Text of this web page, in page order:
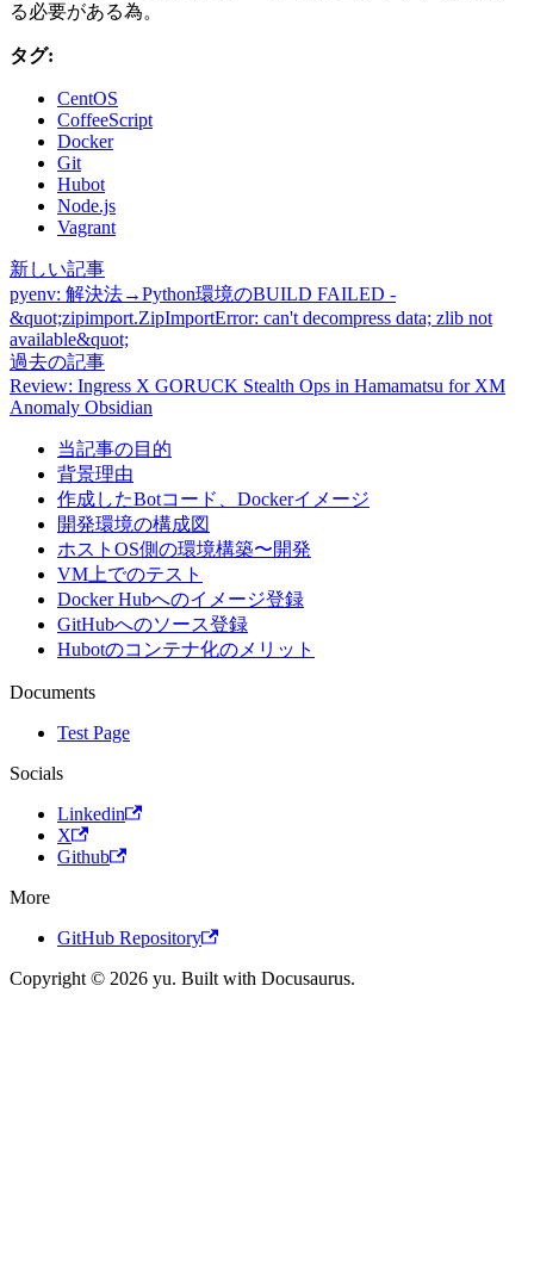
る必要がある為。
タグ:
CentOS
CoffeeScript
Docker
Git
Hubot
Node.js
Vagrant
新しい記事
pyenv: 解決法→Python環境のBUILD FAILED -
&quot;zipimport.ZipImportError: can't decompress data; zlib not
available&quot;
過去の記事
Review: Ingress X GORUCK Stealth Ops in Hamamatsu for XM
Anomaly Obsidian
当記事の目的
背景理由
作成したBotコード、Dockerイメージ
開発環境の構成図
ホストOS側の環境構築〜開発
VM上でのテスト
Docker Hubへのイメージ登録
GitHubへのソース登録
Hubotのコンテナ化のメリット
Documents
Test Page
Socials
Linkedin
X
Github
More
GitHub Repository
Copyright © 2026 yu. Built with Docusaurus.